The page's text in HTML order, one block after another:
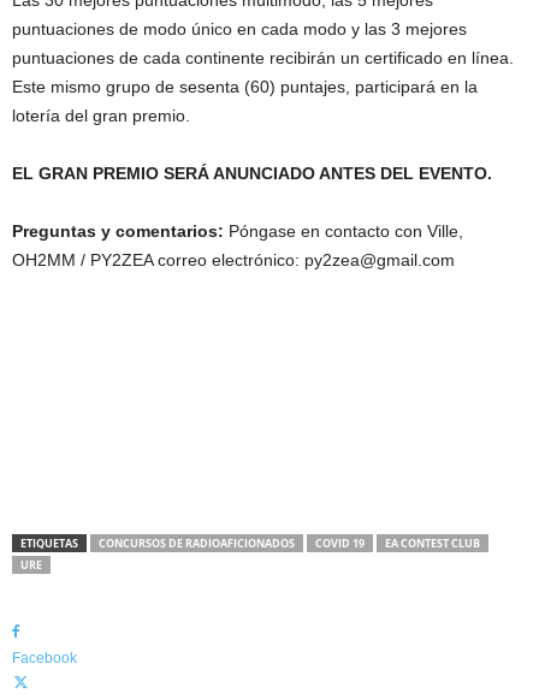
puntuaciones de modo único en cada modo y las 3 mejores
puntuaciones de cada continente recibirán un certificado en línea.
Este mismo grupo de sesenta (60) puntajes, participará en la
lotería del gran premio.
EL GRAN PREMIO SERÁ ANUNCIADO ANTES DEL EVENTO.
Preguntas y comentarios: Póngase en contacto con Ville,
OH2MM / PY2ZEA correo electrónico: py2zea@gmail.com
ETIQUETAS CONCURSOS DE RADIOAFICIONADOS COVID 19
EA CONTEST CLUB
URE
Facebook